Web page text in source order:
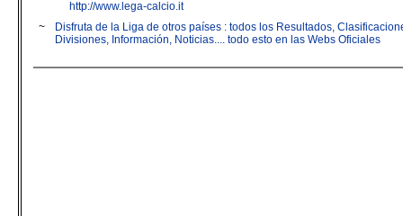
http://www.lega-calcio.it
~
Disfruta de la Liga de otros países : todos los Resultados,
Divisiones, Información, Noticias.... todo esto en las Webs Oficiales